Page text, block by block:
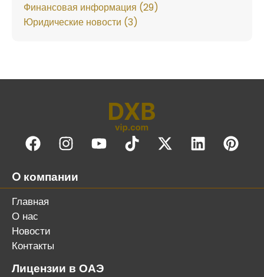
Финансовая информация (29)
Юридические новости (3)
O компании
Главная
О нас
Новости
Контакты
Лицензии в ОАЭ